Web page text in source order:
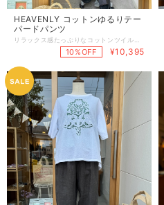
HEAVENLY コットンゆるりテー
パードパンツ
10%OFF ¥10,395